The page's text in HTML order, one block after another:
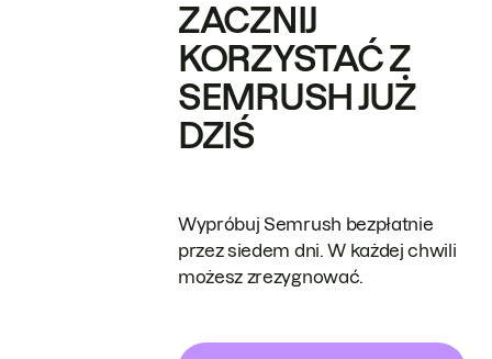
ZACZNIJ
KORZYSTAĆ Z
SEMRUSH JUŻ
DZIŚ
Wypróbuj Semrush bezpłatnie
przez siedem dni. W każdej chwili
możesz zrezygnować.